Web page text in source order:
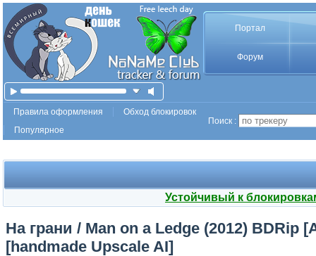
Портал
Форум
Правила оформления
Обход блокировок
Популярное
Поиск :
Устойчивый к
На грани / Man on a Ledge (2012) BDRip
[handmade Upscale AI]